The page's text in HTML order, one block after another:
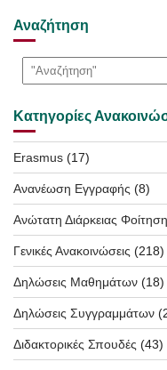
Αναζήτηση
Κατηγορίες
Erasmus (17)
Ανανέωση Εγγραφής (8)
Ανώτατη Διάρκειας
Γενικές Ανακοινώσεις (218)
Δηλώσεις Μαθημάτων (18)
Δηλώσεις Συγγραμμάτων
Διδακτορικές Σπουδές (43)